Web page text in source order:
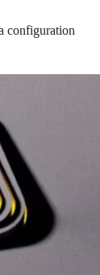
configuration